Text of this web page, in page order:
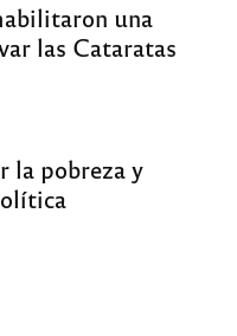
una
las Cataratas
la pobreza y